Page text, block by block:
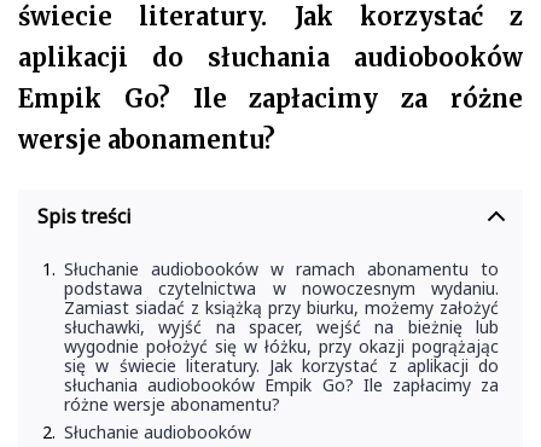
świecie literatury. Jak korzystać z
aplikacji do słuchania audiobooków
Empik Go? Ile zapłacimy za różne
wersje abonamentu?
Spis treści
Słuchanie audiobooków w ramach abonamentu to
podstawa czytelnictwa w nowoczesnym wydaniu.
Zamiast siadać z książką przy biurku, możemy założyć
słuchawki, wyjść na spacer, wejść na bieżnię lub
wygodnie położyć się w łóżku, przy okazji pogrążając
się w świecie literatury. Jak korzystać z aplikacji do
słuchania audiobooków Empik Go? Ile zapłacimy za
różne wersje abonamentu?
Słuchanie audiobooków